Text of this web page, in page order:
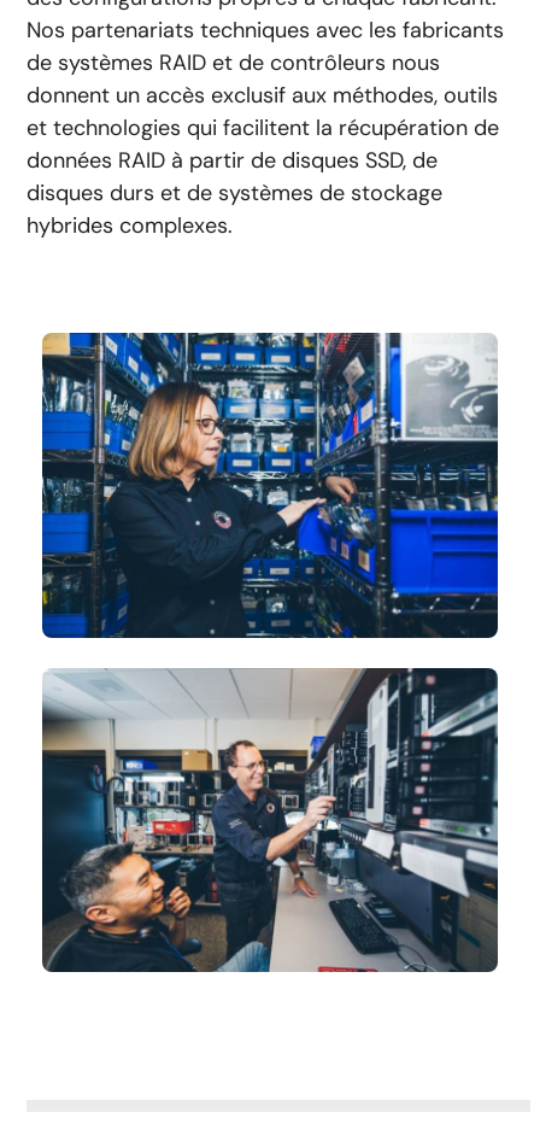
Nos partenariats techniques avec les fabricants
de systèmes RAID et de contrôleurs nous
donnent un accès exclusif aux méthodes, outils
et technologies qui facilitent la récupération de
données RAID à partir de disques SSD, de
disques durs et de systèmes de stockage
hybrides complexes.